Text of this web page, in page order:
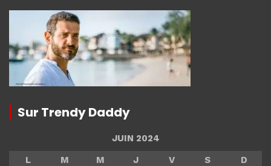
Sur Trendy Daddy
JUIN 2024
L
M M J V S
D